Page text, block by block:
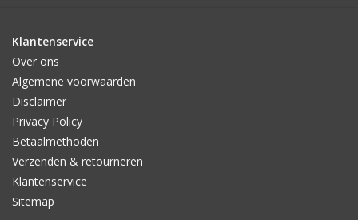
Klantenservice
Over ons
Algemene voorwaarden
Disclaimer
Privacy Policy
Betaalmethoden
Verzenden & retourneren
Klantenservice
Sitemap